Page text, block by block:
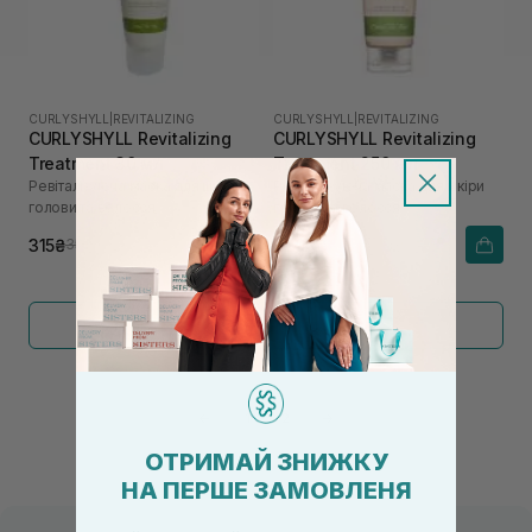
CURLYSHYLL REVITALIZING
CURLYSHYLL Revitalizing
Treatment 30 мл
Ревіталізуюча маска для шкіри
голови та волосся
315₴350₴
CURLYSHYLL REVITALIZING
CURLYSHYLL Revitalizing
Treatment 250 мл
Ревіталізуюча маска для шкіри
голови та волосся
1 290₴
Показати більше
2
ОТРИМАЙ ЗНИЖКУ
НА ПЕРШЕ ЗАМОВЛЕНЯ